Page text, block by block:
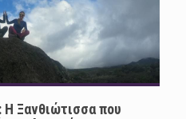
Ξανθιώτισσα που